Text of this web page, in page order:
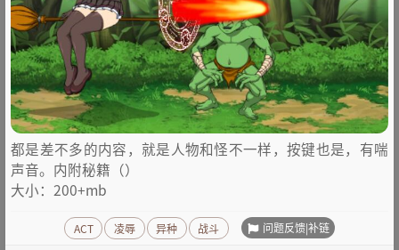
都是差不多的内容，就是人物和怪不一样，按键也是，有喘
声音。内附秘籍（）
大小：200+mb
ACT 凌辱 异种 战斗 问题反馈|补链